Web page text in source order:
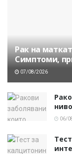
Рак на
Симптоми,
07/08/2026
06/